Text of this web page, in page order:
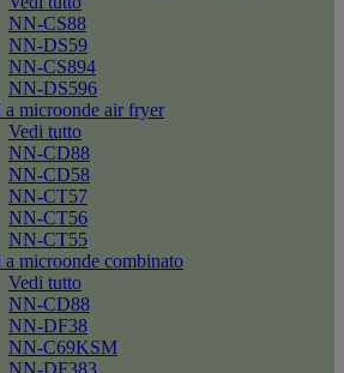
NN-CS88
NN-DS59
NN-CS894
NN-DS596
a microonde air fryer
Vedi tutto
NN-CD88
NN-CD58
NN-CT57
NN-CT56
NN-CT55
a microonde combinato
Vedi tutto
NN-CD88
NN-DF38
NN-C69KSM
NN-DF383